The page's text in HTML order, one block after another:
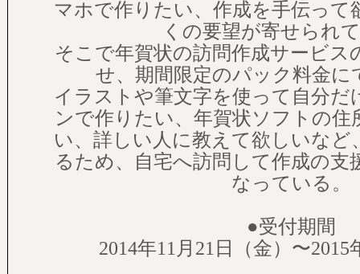
マホで作りたい、作成を手伝って
くの要望が寄せられ
そこで年賀状の訪問作成サービス
せ、期間限定のパック料金に
イラストや筆文字を使って自分だ
ンで作りたい、年賀状ソフトの住
い、詳しい人に教えて欲しいなど
るため、自宅へ訪問して作成の支
なっている。
●受付期間
2014年11月21日（金）〜2015